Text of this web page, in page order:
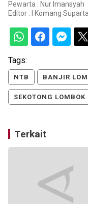
Pewarta : Nur Imansyah
Editor :
I Komang
Tags:
NTB BANJIR
SEKOTONG LOMBOK
Terkait